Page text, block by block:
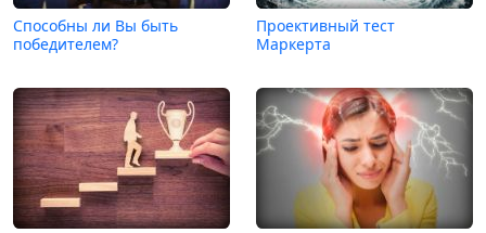
Способны ли Вы быть
победителем?
Проективный тест
Маркерта